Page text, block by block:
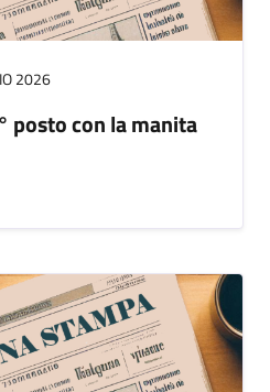
2026
posto con la manita